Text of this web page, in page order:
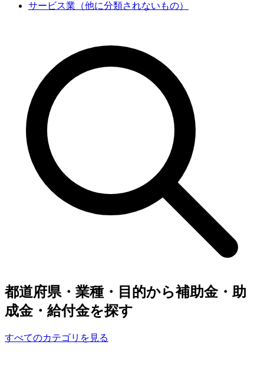
サービス業（他に分類されないもの）
都道府県・業種・目的から補助金・助
成金・給付金を探す
すべてのカテゴリを見る